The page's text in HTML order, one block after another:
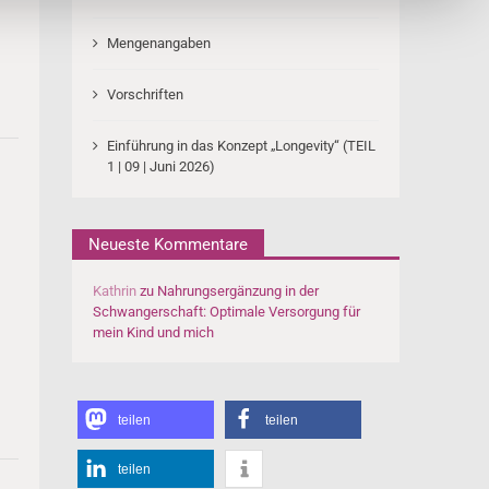
Mengenangaben
Vorschriften
Einführung in das Konzept „Longevity“ (TEIL
1 | 09 | Juni 2026)
Neueste Kommentare
Kathrinzu Nahrungsergänzung in der
Schwangerschaft: Optimale Versorgung für
mein Kind und mich
teilen teilen
teilen